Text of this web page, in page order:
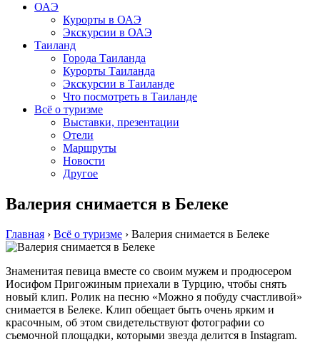
ОАЭ
Курорты в ОАЭ
Экскурсии в ОАЭ
Таиланд
Города Таиланда
Курорты Таиланда
Экскурсии в Таиланде
Что посмотреть в Таиланде
Всё о туризме
Выставки, презентации
Отели
Маршруты
Новости
Другое
Валерия снимается в Белеке
Главная › Всё о туризме › Валерия снимается в Белеке
Знаменитая певица вместе со своим мужем и продюсером
Иосифом Пригожиным приехали в Турцию, чтобы снять
новый клип. Ролик на песню «Можно я побуду счастливой»
снимается в Белеке. Клип обещает быть очень ярким и
красочным, об этом свидетельствуют фотографии со
съемочной площадки, которыми звезда делится в Instagram.